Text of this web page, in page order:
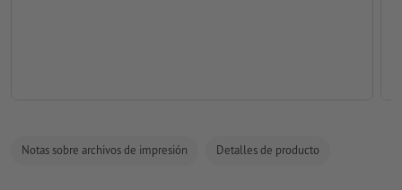
Notas sobre archivos de impresión Detalles de producto